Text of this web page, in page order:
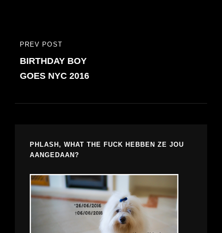
Bericht
navigatie
PREVIOUS
POST
PREV POST
BIRTHDAY BOY
GOES NYC 2016
PHLASH, WHAT THE FUCK HEBBEN ZE JOU
AANGEDAAN?